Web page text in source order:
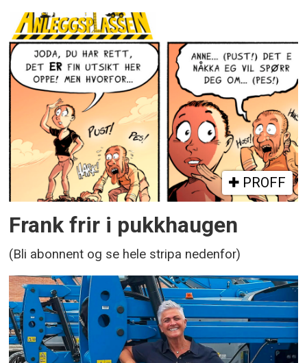
PROFF
Frank frir i pukkhaugen
(Bli abonnent og se hele stripa nedenfor)